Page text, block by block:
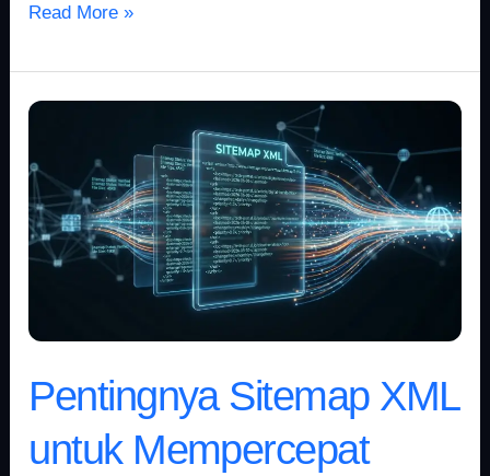
Read More »
Pentingnya Sitemap XML
untuk Mempercepat
Pentingnya
XML
untuk
Mempercepat
Index